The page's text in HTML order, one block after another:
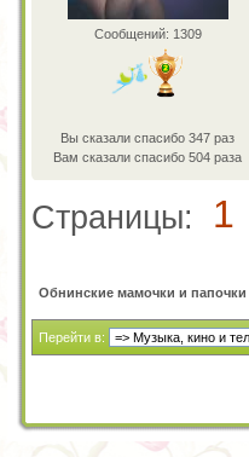
Сообщений: 1309
Вы сказали спасибо 347 раз
Вам сказали спасибо 504 раза
Страницы: 1
Обнинские мамочки и папочки
Перейти в: